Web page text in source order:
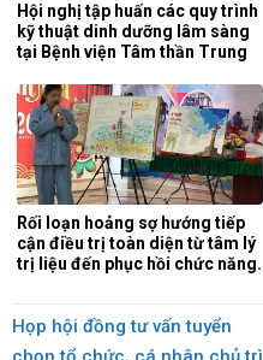
Hội nghị tập huấn các quy trình
kỹ thuật dinh dưỡng lâm sàng
tại Bệnh viện Tâm thần Trung
Rối loạn hoảng sợ hướng tiếp
cận điều trị toàn diện từ tâm lý
trị liệu đến phục hồi chức năng.
Họp hội đồng tư vấn tuyển